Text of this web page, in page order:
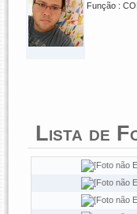
Função :
Lista de